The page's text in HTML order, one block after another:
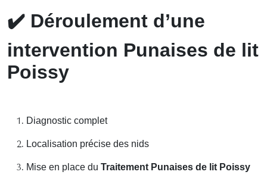
✔️ Déroulement d’une
intervention Punaises de lit
Poissy
Diagnostic complet
Localisation précise des nids
Mise en place du Traitement Punaises de lit Poissy